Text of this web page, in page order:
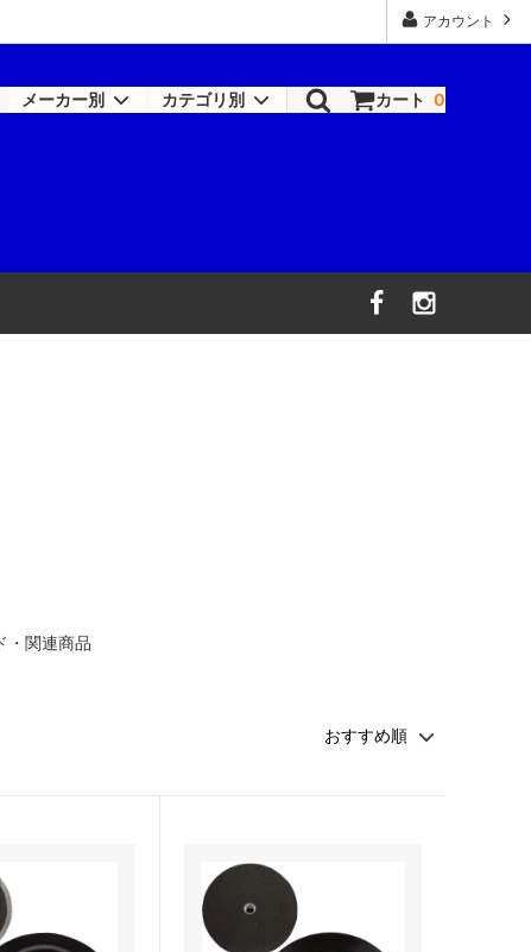
アカウント
カート 0
メーカー別
ワトコ
カテゴリ別
・関連商品